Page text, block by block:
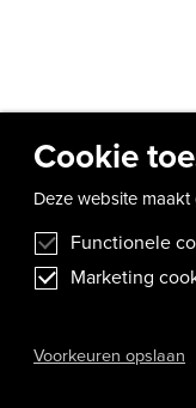
Cookie
Deze website
Functionele
Marketing
Voorkeuren opslaan